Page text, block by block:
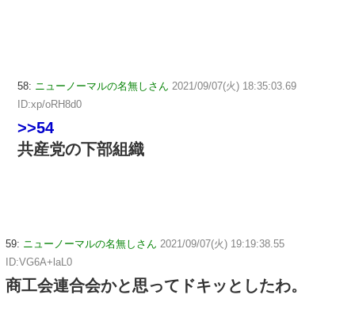
58: ニューノーマルの名無しさん 2021/09/07(火) 18:35:03.69
ID:xp/oRH8d0
>>54
共産党の下部組織
59: ニューノーマルの名無しさん 2021/09/07(火) 19:19:38.55
ID:VG6A+laL0
商工会連合会かと思ってドキッとしたわ。